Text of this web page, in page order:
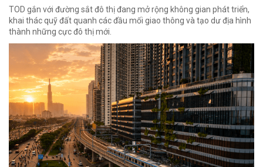
TOD gắn với đường sắt đô thị đang mở rộng không gian phát triển,
khai thác quỹ đất quanh các đầu mối giao thông và tạo dư địa hình
thành những cực đô thị mới.